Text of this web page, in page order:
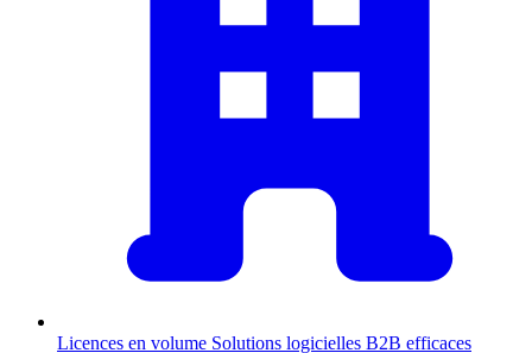
Licences en volume Solutions logicielles B2B efficaces